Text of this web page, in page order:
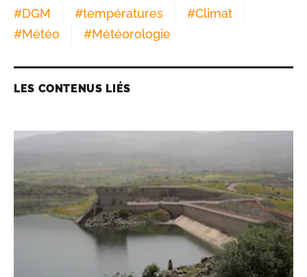
#DGM #températures #Climat
#Météo #Météorologie
LES CONTENUS LIÉS